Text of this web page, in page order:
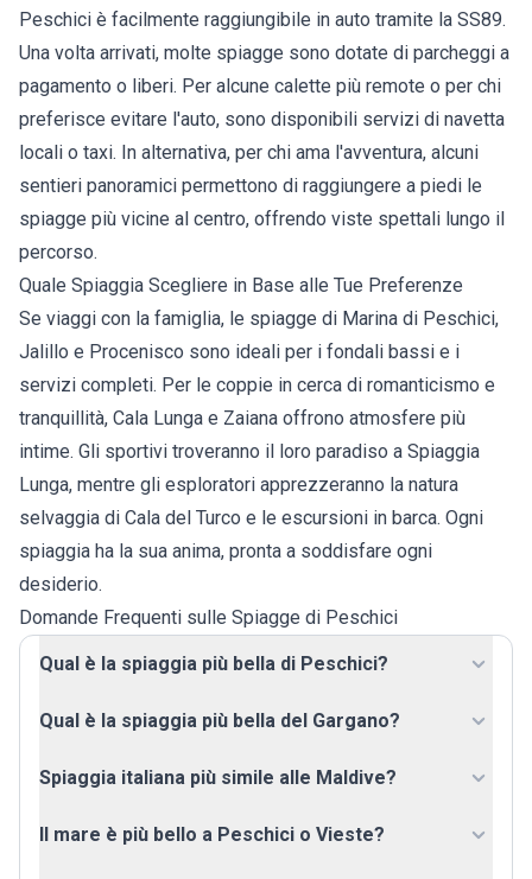
Peschici è facilmente raggiungibile in auto tramite la SS89.
Una volta arrivati, molte spiagge sono dotate di parcheggi a
pagamento o liberi. Per alcune calette più remote o per chi
preferisce evitare l'auto, sono disponibili servizi di navetta
locali o taxi. In alternativa, per chi ama l'avventura, alcuni
sentieri panoramici permettono di raggiungere a piedi le
spiagge più vicine al centro, offrendo viste spettali lungo il
percorso.
Quale Spiaggia Scegliere in Base alle Tue Preferenze
Se viaggi con la famiglia, le spiagge di Marina di Peschici,
Jalillo e Procenisco sono ideali per i fondali bassi e i
servizi completi. Per le coppie in cerca di romanticismo e
tranquillità, Cala Lunga e Zaiana offrono atmosfere più
intime. Gli sportivi troveranno il loro paradiso a Spiaggia
Lunga, mentre gli esploratori apprezzeranno la natura
selvaggia di Cala del Turco e le escursioni in barca. Ogni
spiaggia ha la sua anima, pronta a soddisfare ogni
desiderio.
Domande Frequenti sulle Spiagge di Peschici
Qual è la spiaggia più bella di Peschici?
Qual è la spiaggia più bella del Gargano?
Spiaggia italiana più simile alle Maldive?
Il mare è più bello a Peschici o Vieste?